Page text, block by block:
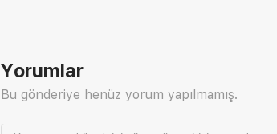
Yorumlar
Bu gönderiye henüz yorum yapılmamış.